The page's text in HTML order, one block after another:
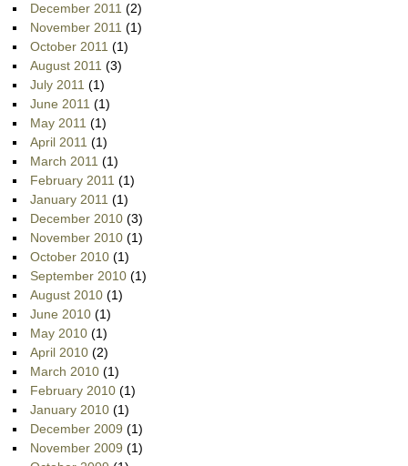
December 2011 (2)
November 2011 (1)
October 2011 (1)
August 2011 (3)
July 2011 (1)
June 2011 (1)
May 2011 (1)
April 2011 (1)
March 2011 (1)
February 2011 (1)
January 2011 (1)
December 2010 (3)
November 2010 (1)
October 2010 (1)
September 2010 (1)
August 2010 (1)
June 2010 (1)
May 2010 (1)
April 2010 (2)
March 2010 (1)
February 2010 (1)
January 2010 (1)
December 2009 (1)
November 2009 (1)